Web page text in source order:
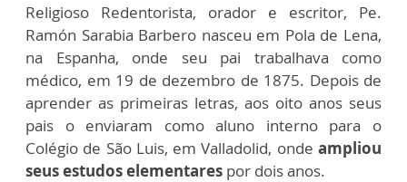
Religioso Redentorista, orador e escritor, Pe.
Ramón Sarabia Barbero nasceu em Pola de Lena,
na Espanha, onde seu pai trabalhava como
médico, em 19 de dezembro de 1875. Depois de
aprender as primeiras letras, aos oito anos seus
pais o enviaram como aluno interno para o
Colégio de São Luis, em Valladolid, onde ampliou
seus estudos elementares por dois anos.